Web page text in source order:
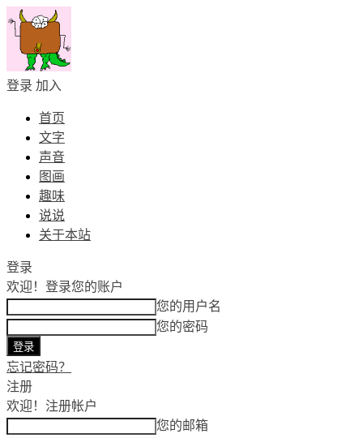
登录 加入
首页
文字
声音
图画
趣味
说说
关于本站
登录
欢迎！ 登录您的账户
您的用户名
您的密码
忘记密码？
注册
欢迎！ 注册帐户
您的邮箱